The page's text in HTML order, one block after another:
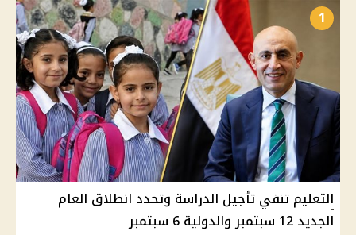
1
التعليم تنفي تأجيل الدراسة وتحدد انطلاق العام
الجديد 12 سبتمبر والدولية 6 سبتمبر